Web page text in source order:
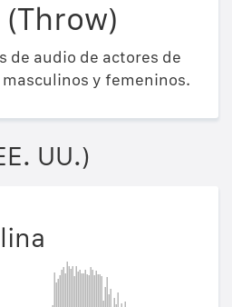
de audio de actores de
y femeninos.
UU.)